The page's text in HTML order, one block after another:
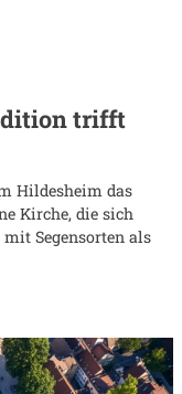
trifft
Hildesheim das
Kirche, die sich
Segensorten als